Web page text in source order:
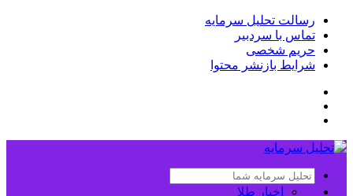
رسالت تحلیل سرمایه
تماس با سردبیر
حریم شخصی
شرایط بازنشر محتوا
اخبار طلا